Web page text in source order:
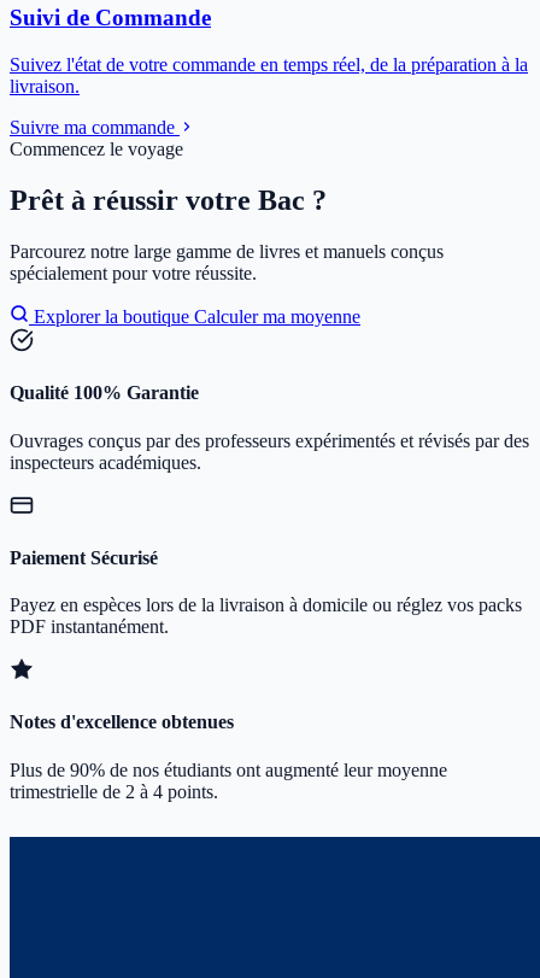
Suivi de Commande
Suivez l'état de votre commande en temps réel, de la préparation à la
livraison.
Suivre ma commande
Commencez le voyage
Prêt à réussir votre Bac ?
Parcourez notre large gamme de livres et manuels conçus
spécialement pour votre réussite.
Explorer la boutique Calculer ma moyenne
Qualité 100% Garantie
Ouvrages conçus par des professeurs expérimentés et révisés par des
inspecteurs académiques.
Paiement Sécurisé
Payez en espèces lors de la livraison à domicile ou réglez vos packs
PDF instantanément.
Notes d'excellence obtenues
Plus de 90% de nos étudiants ont augmenté leur moyenne
trimestrielle de 2 à 4 points.